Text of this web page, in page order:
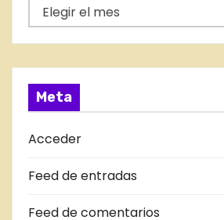
í
a
s
N
T
R
D
A
D
Meta
Acceder
Feed de entradas
Feed de comentarios